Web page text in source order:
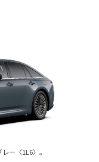
ー〈1L6〉。